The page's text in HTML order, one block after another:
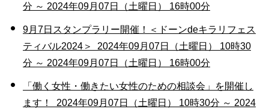
分 ～ 2024年09月07日（土曜日） 16時00分
9月7日スタンプラリー開催！＜ドーンdeキラリフェス
ティバル2024＞ 2024年09月07日（土曜日） 10時30
分 ～ 2024年09月07日（土曜日） 16時00分
「働く女性・働きたい女性のための相談会」を開催し
ます！ 2024年09月07日（土曜日） 10時30分 ～ 2024